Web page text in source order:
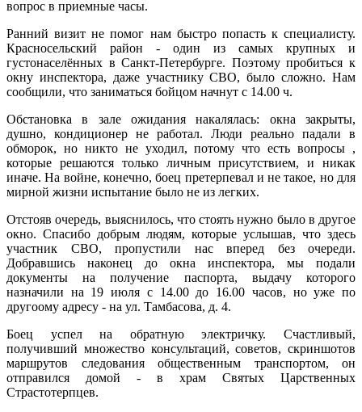
вопрос в приемные часы.
Ранний визит не помог нам быстро попасть к специалисту.
Красносельский район - один из самых крупных и
густонаселённых в Санкт-Петербурге. Поэтому пробиться к
окну инспектора, даже участнику СВО, было сложно. Нам
сообщили, что заниматься бойцом начнут с 14.00 ч.
Обстановка в зале ожидания накалялась: окна закрыты,
душно, кондиционер не работал. Люди реально падали в
обморок, но никто не уходил, потому что есть вопросы ,
которые решаются только личным присутствием, и никак
иначе. На войне, конечно, боец претерпевал и не такое, но для
мирной жизни испытание было не из легких.
Отстояв очередь, выяснилось, что стоять нужно было в другое
окно. Спасибо добрым людям, которые услышав, что здесь
участник СВО, пропустили нас вперед без очереди.
Добравшись наконец до окна инспектора, мы подали
документы на получение паспорта, выдачу которого
назначили на 19 июля с 14.00 до 16.00 часов, но уже по
другоому адресу - на ул. Тамбасова, д. 4.
Боец успел на обратную электричку. Счастливый,
получивший множество консультаций, советов, скриншотов
маршрутов следования общественным транспортом, он
отправился домой - в храм Святых Царственных
Страстотерпцев.